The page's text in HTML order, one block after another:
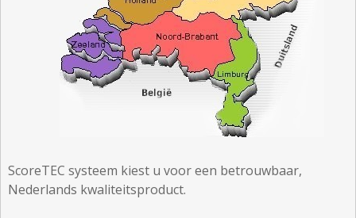
ScoreTEC systeem kiest u voor een betrouwbaar,
Nederlands kwaliteitsproduct.